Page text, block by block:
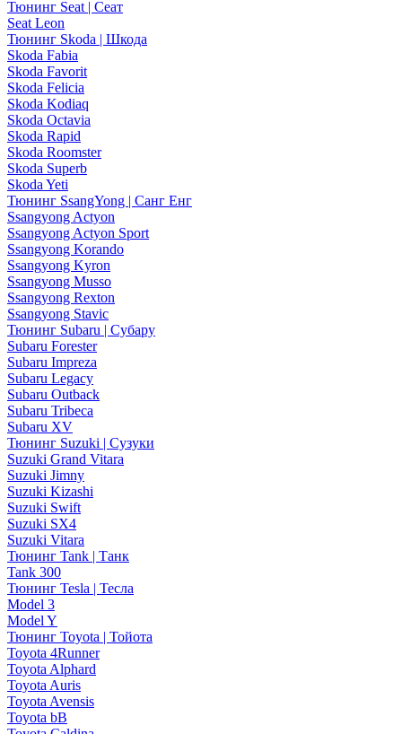
Тюнинг Seat | Сеат
Seat Leon
Тюнинг Skoda | Шкода
Skoda Fabia
Skoda Favorit
Skoda Felicia
Skoda Kodiaq
Skoda Octavia
Skoda Rapid
Skoda Roomster
Skoda Superb
Skoda Yeti
Тюнинг SsangYong | Санг Енг
Ssangyong Actyon
Ssangyong Actyon Sport
Ssangyong Korando
Ssangyong Kyron
Ssangyong Musso
Ssangyong Rexton
Ssangyong Stavic
Тюнинг Subaru | Субару
Subaru Forester
Subaru Impreza
Subaru Legacy
Subaru Outback
Subaru Tribeca
Subaru XV
Тюнинг Suzuki | Сузуки
Suzuki Grand Vitara
Suzuki Jimny
Suzuki Kizashi
Suzuki Swift
Suzuki SX4
Suzuki Vitara
Тюнинг Tank | Танк
Tank 300
Тюнинг Tesla | Тесла
Model 3
Model Y
Тюнинг Toyota | Тойота
Toyota 4Runner
Toyota Alphard
Toyota Auris
Toyota Avensis
Toyota bB